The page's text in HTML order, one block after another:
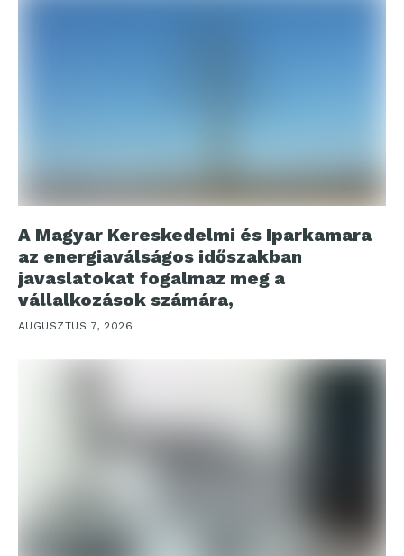
A Magyar Kereskedelmi és Iparkamara
az energiaválságos időszakban
javaslatokat fogalmaz meg a
vállalkozások számára,
AUGUSZTUS 7, 2026